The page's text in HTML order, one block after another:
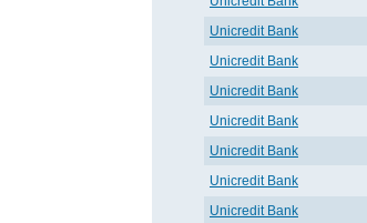
Unicredit Bank
Unicredit Bank
Unicredit Bank
Unicredit Bank
Unicredit Bank
Unicredit Bank
Unicredit Bank